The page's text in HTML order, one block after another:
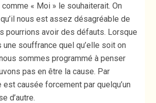
« Moi » le souhaiterait. On
nous est assez désagréable de
pourrions avoir des défauts. Lorsque
une souffrance quel qu’elle soit on
sommes programmé à penser
pas en être la cause. Par
causée forcement par quelqu’un
d’autre.